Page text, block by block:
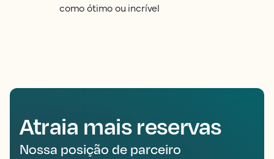
como ótimo ou incrível
Atraia mais reservas
Nossa posição de parceiro